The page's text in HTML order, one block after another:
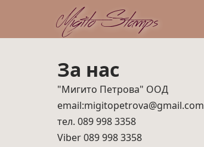
Migito Stamps
За нас
"Мигито Петрова" ООД
email:migitopetrova@gmail.com
тел. 089 998 3358
Viber 089 998 3358